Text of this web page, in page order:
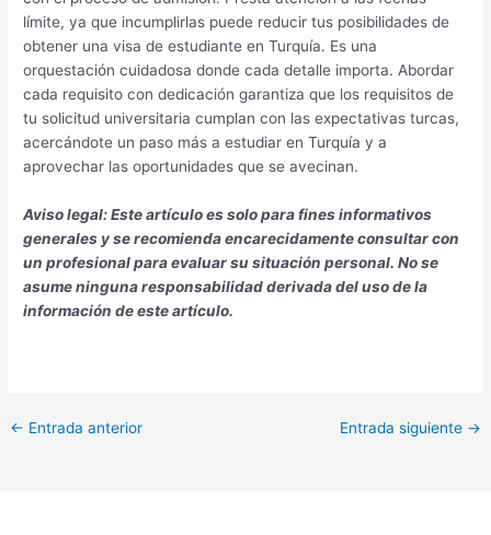
límite, ya que incumplirlas puede reducir tus posibilidades de
obtener una visa de estudiante en Turquía. Es una
orquestación cuidadosa donde cada detalle importa. Abordar
cada requisito con dedicación garantiza que los requisitos de
tu solicitud universitaria cumplan con las expectativas turcas,
acercándote un paso más a estudiar en Turquía y a
aprovechar las oportunidades que se avecinan.
Aviso legal: Este artículo es solo para fines informativos
generales y se recomienda encarecidamente consultar con
un profesional para evaluar su situación personal. No se
asume ninguna responsabilidad derivada del uso de la
información de este artículo.
← Entrada anterior Entrada siguiente →